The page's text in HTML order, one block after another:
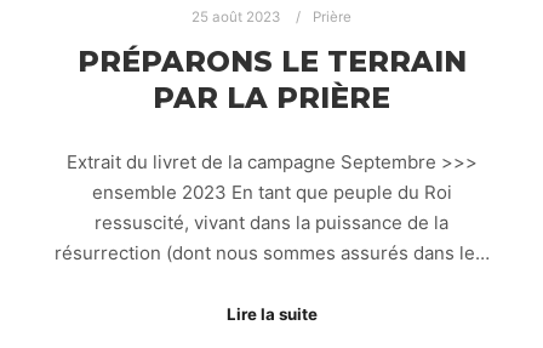
25 août 2023 Prière
PRÉPARONS LE TERRAIN
PAR LA PRIÈRE
Extrait du livret de la campagne Septembre >>>
ensemble 2023 En tant que peuple du Roi
ressuscité, vivant dans la puissance de la
résurrection (dont nous sommes assurés dans le…
Lire la suite